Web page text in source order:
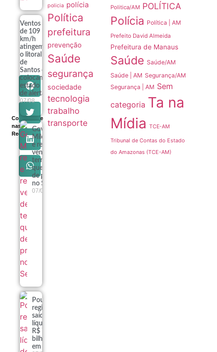
Compartilhe
nas
Redes
Ventos
de 109
km/h
atingem
o litoral
de
Santos e
colocam
estado
de alerta
07/08
Governo
Milei recua
e retira
venda de
terras
queimadas
de projeto
no Senado
07/08
Poupança
registra
saída
líquida de
R$ 7,15
bilhões
em julho
policia polícia
Política
prefeitura
prevenção
Saúde
segurança
sociedade
tecnologia
trabalho
transporte
Politica/AM POLÍTICA
Polícia Política | AM
Prefeito David Almeida
Prefeitura de Manaus
Saúde Saúde/AM
Saúde | AM Segurança/AM
Segurança | AM Sem
categoria Ta na
Mídia TCE-AM
Tribunal de Contas do Estado
do Amazonas (TCE-AM)